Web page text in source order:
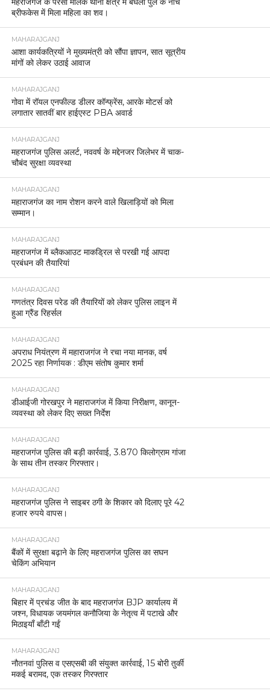
ब्रीफकेस में मिला महिला का शव।
MAHARAJGANJ
आशा कार्यकत्रियों ने मुख्यमंत्री को सौंपा ज्ञापन, सात सूत्रीय
मांगों को लेकर उठाई आवाज
MAHARAJGANJ
गोवा में रॉयल एनफील्ड डीलर कॉन्फ्रेंस, आरके मोटर्स को
लगातार सातवीं बार हाईएस्ट PBA अवार्ड
MAHARAJGANJ
महराजगंज पुलिस अलर्ट, नववर्ष के मद्देनजर जिलेभर में चाक-
चौबंद सुरक्षा व्यवस्था
MAHARAJGANJ
महाराजगंज का नाम रोशन करने वाले खिलाड़ियों को मिला
सम्मान।
MAHARAJGANJ
महराजगंज में ब्लैकआउट माकड्रिल से परखी गई आपदा
प्रबंधन की तैयारियां
MAHARAJGANJ
गणतंत्र दिवस परेड की तैयारियों को लेकर पुलिस लाइन में
हुआ ग्रैंड रिहर्सल
MAHARAJGANJ
अपराध नियंत्रण में महाराजगंज ने रचा नया मानक, वर्ष
2025 रहा निर्णायक : डीएम संतोष कुमार शर्मा
MAHARAJGANJ
डीआईजी गोरखपुर ने महाराजगंज में किया निरीक्षण, कानून-
व्यवस्था को लेकर दिए सख्त निर्देश
MAHARAJGANJ
महराजगंज पुलिस की बड़ी कार्रवाई, 3.870 किलोग्राम गांजा
के साथ तीन तस्कर गिरफ्तार।
MAHARAJGANJ
महराजगंज पुलिस ने साइबर ठगी के शिकार को दिलाए पूरे 42
हजार रुपये वापस।
MAHARAJGANJ
बैंकों में सुरक्षा बढ़ाने के लिए महराजगंज पुलिस का सघन
चेकिंग अभियान
MAHARAJGANJ
बिहार में प्रचंड जीत के बाद महराजगंज BJP कार्यालय में
जश्न, विधायक जयमंगल कनौजिया के नेतृत्व में पटाखे और
मिठाइयाँ बाँटी गईं
MAHARAJGANJ
नौतनवां पुलिस व एसएसबी की संयुक्त कार्रवाई, 15 बोरी तुर्की
मकई बरामद, एक तस्कर गिरफ्तार